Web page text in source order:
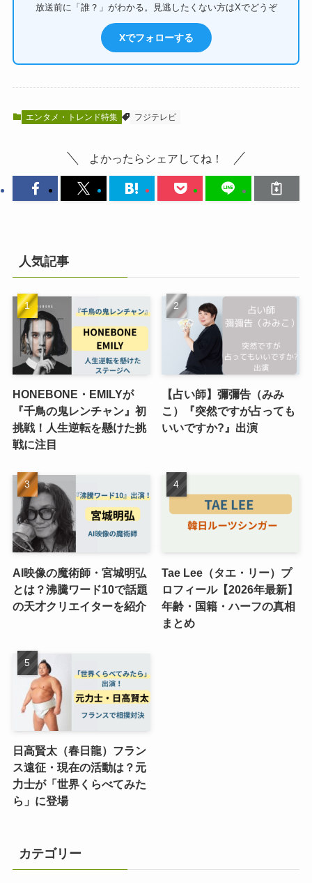
放送前に「誰？」がわかる。見逃したくない方はXでどうぞ
Xでフォローする
エンタメ・トレンド特集 フジテレビ
よかったらシェアしてね！
人気記事
HONEBONE・EMILYが
『千鳥の鬼レンチャン』初
挑戦！人生逆転を懸けた挑
戦に注目
【占い師】彌彌告（みみ
こ）『突然ですが占っても
いいですか?』出演
AI映像の魔術師・宮城明弘
とは？沸騰ワード10で話題
の天才クリエイターを紹介
Tae Lee（タエ・リー）プ
ロフィール【2026年最新】
年齢・国籍・ハーフの真相
まとめ
日高賢太（春日龍）フラン
ス遠征・現在の活動は？元
力士が「世界くらべてみた
ら」に登場
カテゴリー